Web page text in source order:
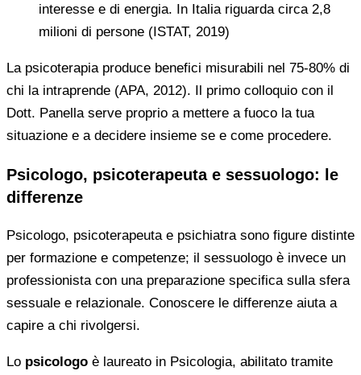
interesse e di energia. In Italia riguarda circa 2,8
milioni di persone (ISTAT, 2019)
La psicoterapia produce benefici misurabili nel 75-80% di
chi la intraprende (APA, 2012). Il primo colloquio con il
Dott. Panella serve proprio a mettere a fuoco la tua
situazione e a decidere insieme se e come procedere.
Psicologo, psicoterapeuta e sessuologo: le
differenze
Psicologo, psicoterapeuta e psichiatra sono figure distinte
per formazione e competenze; il sessuologo è invece un
professionista con una preparazione specifica sulla sfera
sessuale e relazionale. Conoscere le differenze aiuta a
capire a chi rivolgersi.
Lo psicologo è laureato in Psicologia, abilitato tramite